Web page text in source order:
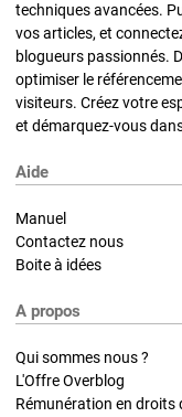
techniques avancées.
vos articles, et
blogueurs passionnés.
optimiser le
visiteurs. Créez votre
et démarquez-vous
Aide
Manuel
Contactez nous
Boite à idées
A propos
Qui sommes nous ?
L'Offre Overblog
Rémunération en droits